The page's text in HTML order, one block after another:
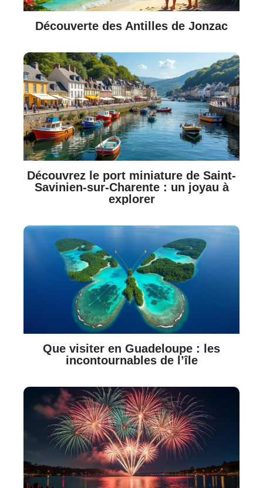
Découverte des Antilles de Jonzac
Découvrez le port miniature de Saint-
Savinien-sur-Charente : un joyau à
explorer
Que visiter en Guadeloupe : les
incontournables de l’île